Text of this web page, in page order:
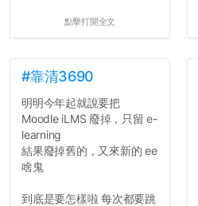
點擊打開全文
#靠清3690
明明今年起就說要把
Moodle iLMS 廢掉，只留 e-
learning
結果廢掉舊的，又來新的 ee
啥鬼
到底是要怎樣啦 每次都要跳